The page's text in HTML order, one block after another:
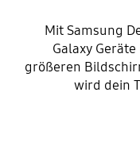
Mit Samsung
Galaxy
größeren
wird dein